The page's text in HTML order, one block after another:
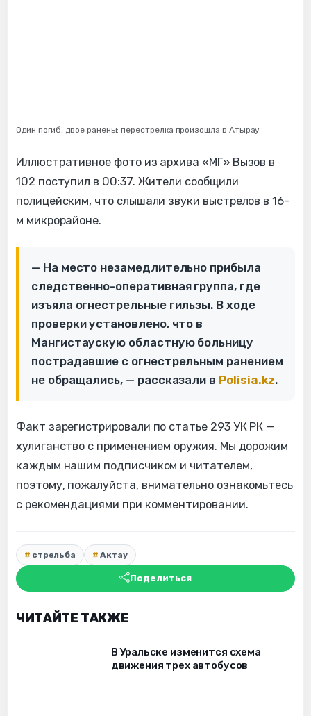
Один погиб, двое ранены: перестрелка произошла в Атырау
Иллюстративное фото из архива «МГ» Вызов в
102 поступил в 00:37. Жители сообщили
полицейским, что слышали звуки выстрелов в 16-
м микрорайоне.
— На место незамедлительно прибыла
следственно-оперативная группа, где
изъяла огнестрельные гильзы. В ходе
проверки установлено, что в
Мангистаускую областную больницу
пострадавшие с огнестрельным ранением
не обращались, — рассказали в Polisia.kz.
Факт зарегистрировали по статье 293 УК РК —
хулиганство с применением оружия. Мы дорожим
каждым нашим подписчиком и читателем,
поэтому, пожалуйста, внимательно ознакомьтесь
с рекомендациями при комментировании.
стрельба Актау
Поделиться
ЧИТАЙТЕ ТАКЖЕ
В Уральске изменится схема
движения трех автобусов